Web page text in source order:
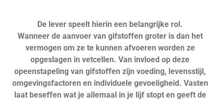
De lever speelt hierin een belangrijke rol.
Wanneer de aanvoer van gifstoffen groter is dan het
vermogen om ze te kunnen afvoeren worden ze
opgeslagen in vetcellen. Van invloed op deze
opeenstapeling van gifstoffen zijn voeding, levensstijl,
omgevingsfactoren en individuele gevoeligheid. Vasten
laat beseffen wat je allemaal in je lijf stopt en geeft de